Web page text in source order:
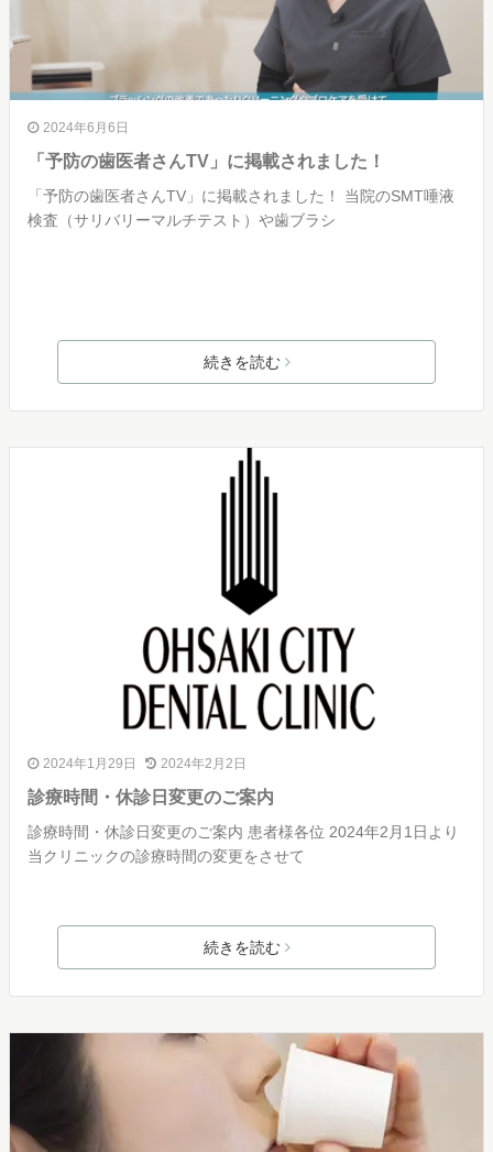
2024年6月6日
「予防の歯医者さんTV」に掲載されました！
「予防の歯医者さんTV」に掲載されました！ 当院のSMT唾液
検査（サリバリーマルチテスト）や歯ブラシ
続きを読む
2024年1月29日 2024年2月2日
診療時間・休診日変更のご案内
診療時間・休診日変更のご案内 患者様各位 2024年2月1日より
当クリニックの診療時間の変更をさせて
続きを読む